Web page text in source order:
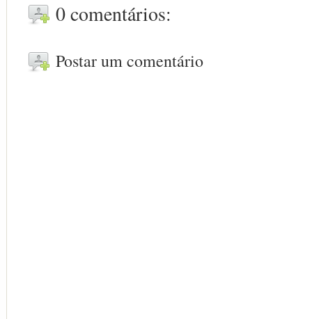
0 comentários:
Postar um comentário